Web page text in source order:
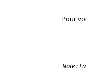
Pour
Note :